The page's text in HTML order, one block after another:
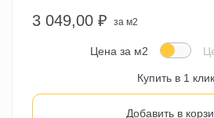
3 049,00 ₽ за м2
Цена за м2
Купить в 1 клик
Добавить в